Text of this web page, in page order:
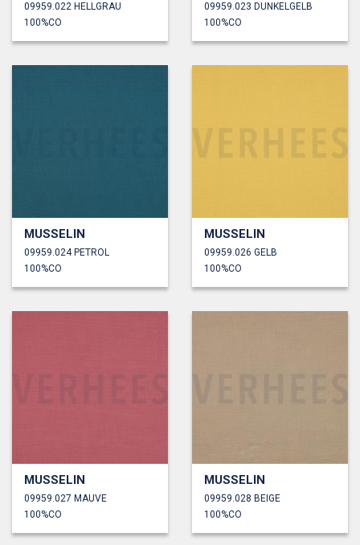
09959.022 HELLGRAU
100%CO
09959.023 DUNKELGELB
100%CO
MUSSELIN
09959.024 PETROL
100%CO
MUSSELIN
09959.026 GELB
100%CO
MUSSELIN
09959.027 MAUVE
100%CO
MUSSELIN
09959.028 BEIGE
100%CO